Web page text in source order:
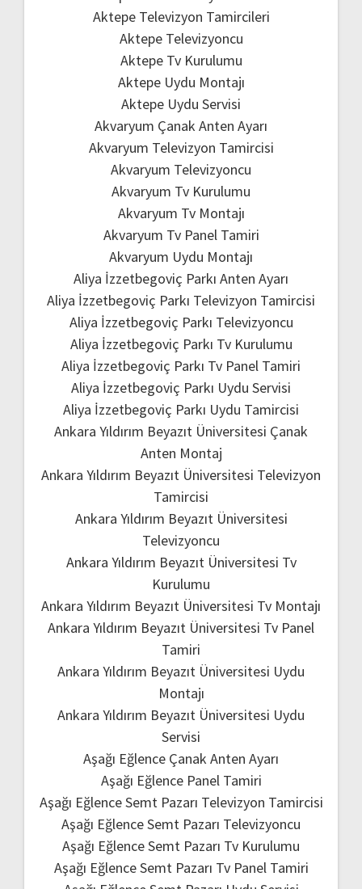
Aktepe Televizyon Tamircileri
Aktepe Televizyoncu
Aktepe Tv Kurulumu
Aktepe Uydu Montajı
Aktepe Uydu Servisi
Akvaryum Çanak Anten Ayarı
Akvaryum Televizyon Tamircisi
Akvaryum Televizyoncu
Akvaryum Tv Kurulumu
Akvaryum Tv Montajı
Akvaryum Tv Panel Tamiri
Akvaryum Uydu Montajı
Aliya İzzetbegoviç Parkı Anten Ayarı
Aliya İzzetbegoviç Parkı Televizyon Tamircisi
Aliya İzzetbegoviç Parkı Televizyoncu
Aliya İzzetbegoviç Parkı Tv Kurulumu
Aliya İzzetbegoviç Parkı Tv Panel Tamiri
Aliya İzzetbegoviç Parkı Uydu Servisi
Aliya İzzetbegoviç Parkı Uydu Tamircisi
Ankara Yıldırım Beyazıt Üniversitesi Çanak
Anten Montaj
Ankara Yıldırım Beyazıt Üniversitesi Televizyon
Tamircisi
Ankara Yıldırım Beyazıt Üniversitesi
Televizyoncu
Ankara Yıldırım Beyazıt Üniversitesi Tv
Kurulumu
Ankara Yıldırım Beyazıt Üniversitesi Tv Montajı
Ankara Yıldırım Beyazıt Üniversitesi Tv Panel
Tamiri
Ankara Yıldırım Beyazıt Üniversitesi Uydu
Montajı
Ankara Yıldırım Beyazıt Üniversitesi Uydu
Servisi
Aşağı Eğlence Çanak Anten Ayarı
Aşağı Eğlence Panel Tamiri
Aşağı Eğlence Semt Pazarı Televizyon Tamircisi
Aşağı Eğlence Semt Pazarı Televizyoncu
Aşağı Eğlence Semt Pazarı Tv Kurulumu
Aşağı Eğlence Semt Pazarı Tv Panel Tamiri